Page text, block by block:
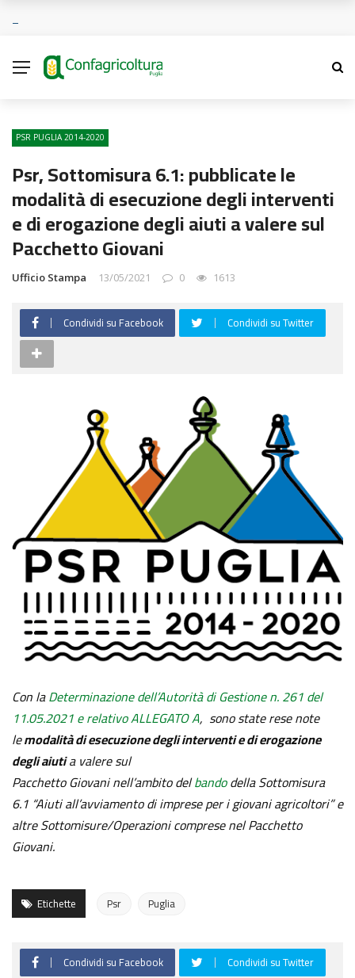
PSR PUGLIA 2014-2020
Psr, Sottomisura 6.1: pubblicate le
modalità di esecuzione degli interventi
e di erogazione degli aiuti a valere sul
Pacchetto Giovani
Ufficio Stampa 13/05/2021 0 1613
Condividi su Facebook Condividi su Twitter
Con laDeterminazione dell’Autorità di Gestione n. 261 del
11.05.2021 e relativo ALLEGATO A, sono state rese note
lemodalità di esecuzione degli interventi e di erogazione
degli aiutia valere sul
Pacchetto Giovani nell’ambito delbandodella Sottomisura
6.1 “Aiuti all’avviamento di imprese per i giovani agricoltori” e
altre Sottomisure/Operazioni comprese nel Pacchetto
Giovani.
Etichette Psr Puglia
Condividi su Facebook Condividi su Twitter